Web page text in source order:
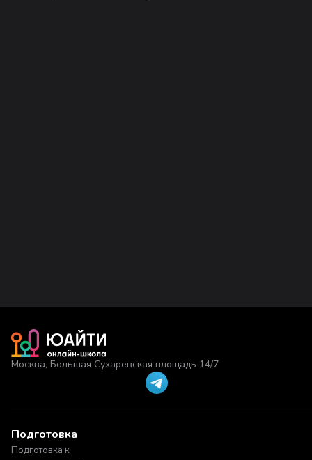
Москва, Большая Сухаревская площадь 14/7
Подготовка
Подготовка к